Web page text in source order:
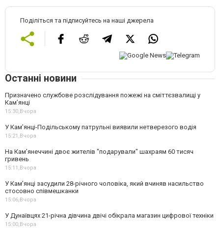
Поділіться та підписуйтесь на наші джерела
Останні новини
Призначено службове розслідування пожежі на сміттєзвалищі у
Кам’янці
15:30,Вчора
У Кам’янці-Подільському патрульні виявили нетверезого водія
15:21,Вчора
На Камʼянеччині двоє жителів "подарували" шахраям 60 тисяч
гривень
15:11,Вчора
У Камʼянці засудили 28-річного чоловіка, який вчиняв насильство
стосовно співмешканки
15:06,Вчора
У Дунаївцях 21-річна дівчина двічі обікрала магазин цифрової техніки
15:00,Вчора